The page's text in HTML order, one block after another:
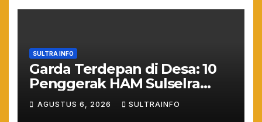
SULTRA INFO
Garda Terdepan di Desa: 10
Penggerak HAM Sulselra
Resmi Bertugas Mengawal
Asta Cita Prabowo
AGUSTUS 6, 2026 SULTRAINFO